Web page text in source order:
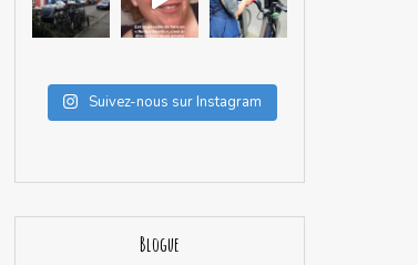
Suivez-nous sur Instagram
Blogue